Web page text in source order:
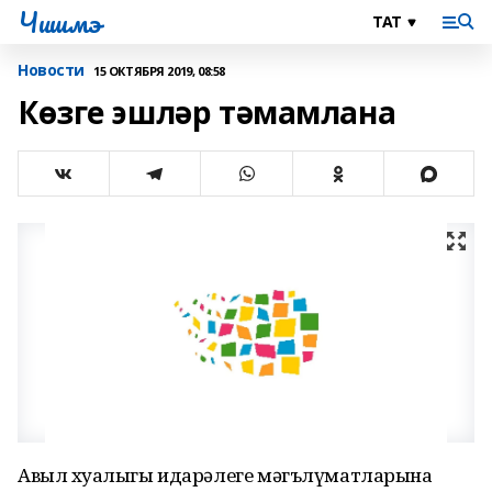
Чишмэ
Новости 15 ОКТЯБРЯ 2019, 08:58
Көзге эшләр тәмамлана
Авыл хуҗалыгы идарәлеге мәгълүматларына